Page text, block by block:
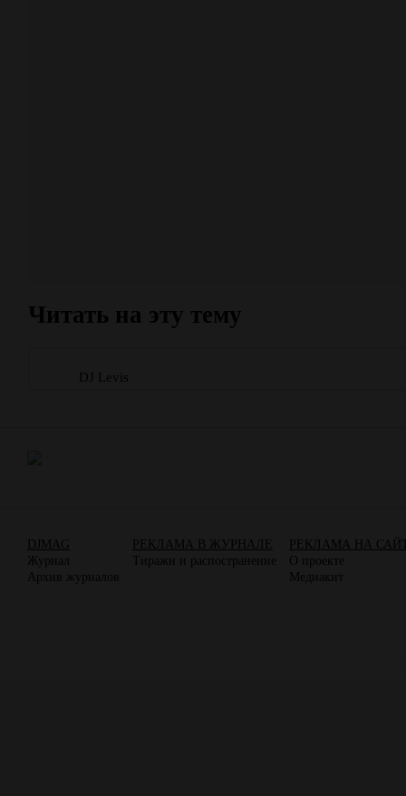
Читать на эту тему
DJ Levis
DJMAG
Журнал
Архив журналов
РЕКЛАМА В ЖУРНАЛЕ
Тиражи и распостранение
РЕКЛАМА НА
О проекте
Медиакит